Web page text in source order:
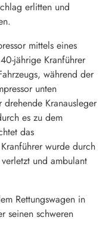
erlitten und
mittels eines
jährige Kranführer
während der
unten
Kranausleger
es zu dem
das
wurde durch
und ambulant
Rettungswagen in
seinen schweren